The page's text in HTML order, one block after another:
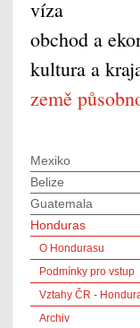
víza
obchod a
kultura a
země
Mexiko
Belize
Guatemala
Honduras
O Hondurasu
Podmínky pro vstup
Vztahy ČR -
Archiv